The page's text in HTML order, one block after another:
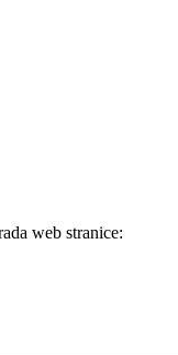
web stranice: